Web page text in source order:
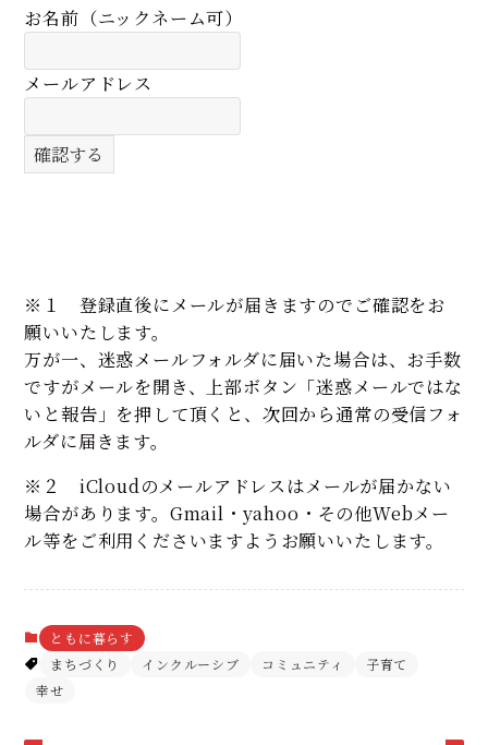
お名前（ニックネーム可）
メールアドレス
※１ 登録直後にメールが届きますのでご確認をお
願いいたします。
万が一、迷惑メールフォルダに届いた場合は、お手数
ですがメールを開き、上部ボタン「迷惑メールではな
いと報告」を押して頂くと、次回から通常の受信フォ
ルダに届きます。
※２ iCloudのメールアドレスはメールが届かない
場合があります。Gmail・yahoo・その他Webメー
ル等をご利用くださいますようお願いいたします。
ともに暮らす
まちづくり
インクルーシブ コミュニティ
子育て
幸せ